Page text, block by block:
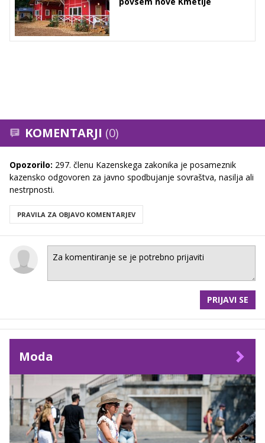
KOMENTARJI (0)
Opozorilo: 297. členu Kazenskega zakonika je posameznik
kazensko odgovoren za javno spodbujanje sovraštva, nasilja ali
nestrpnosti.
PRAVILA ZA OBJAVO KOMENTARJEV
PRIJAVI SE
Moda